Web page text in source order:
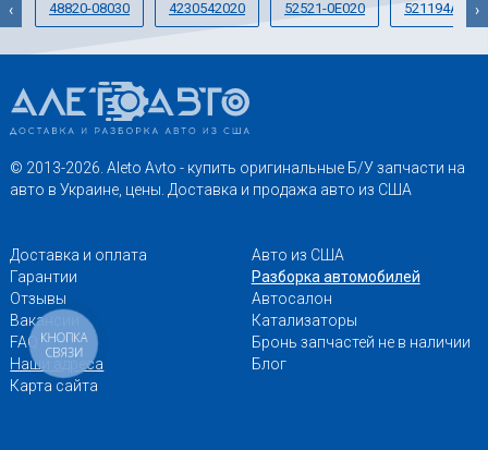
48820-08030 4230542020 52521-0E020 521194A904
‹ ›
© 2013-2026. Aleto Avto - купить оригинальные Б/У запчасти на
авто в Украине, цены. Доставка и продажа авто из США
Доставка и оплата
Гарантии
Отзывы
Вакансии
FAQ
Наши адреса
Карта сайта
Авто из США
Разборка автомобилей
Автосалон
Катализаторы
Бронь запчастей не в наличии
Блог
КНОПКА
СВЯЗИ